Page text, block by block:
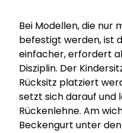
Bei Modellen, die nur
befestigt werden, ist
einfacher, erfordert
Disziplin. Der
Rücksitz platziert
setzt sich darauf und
Rückenlehne. Am
Beckengurt unter